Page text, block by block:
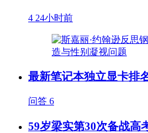
4 24小时前
最新笔记本独立显卡排
问答 6
59岁梁实第30次备战高